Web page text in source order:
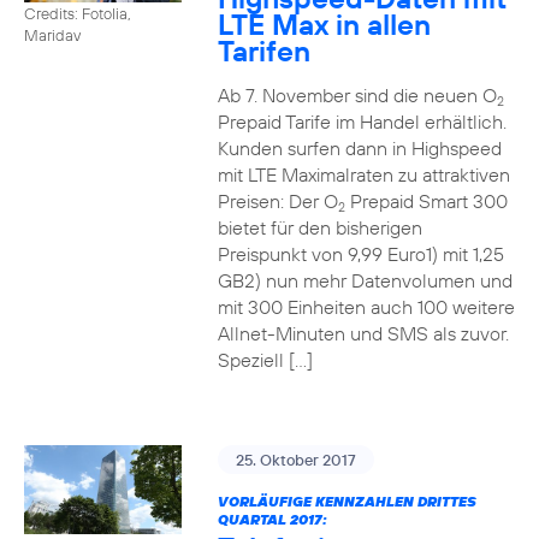
Credits: Fotolia,
Maridav
LTE Max in allen
Tarifen
Ab 7. November sind die neuen O2
Prepaid Tarife im Handel erhältlich.
Kunden surfen dann in Highspeed
mit LTE Maximalraten zu attraktiven
Preisen: Der O2Prepaid Smart 300
bietet für den bisherigen
Preispunkt von 9,99 Euro1) mit 1,25
GB2) nun mehr Datenvolumen und
mit 300 Einheiten auch 100 weitere
Allnet-Minuten und SMS als zuvor.
Speziell […]
25. Oktober 2017
VORLÄUFIGE KENNZAHLEN DRITTES
QUARTAL 2017: